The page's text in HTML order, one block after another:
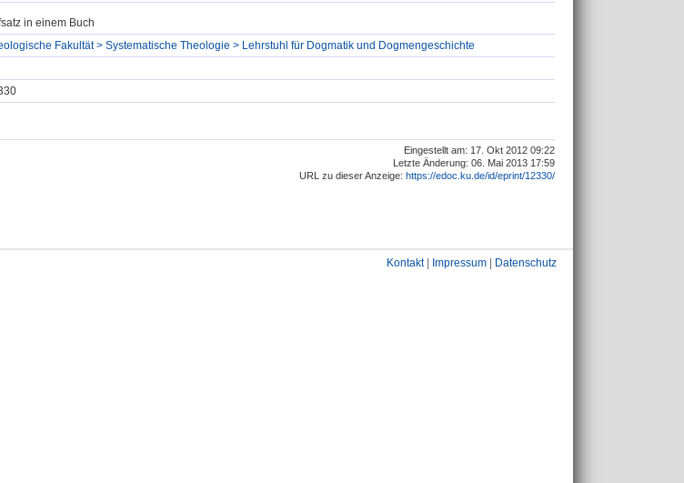
in einem Buch
Fakultät > Systematische Theologie > Lehrstuhl für Dogmatik und Dogmengeschichte
Eingestellt am: 17. Okt 2012 09:22
Letzte Änderung: 06. Mai 2013 17:59
URL zu dieser Anzeige: https://edoc.ku.de/id/eprint/12330/
Kontakt| Impressum Datenschutz